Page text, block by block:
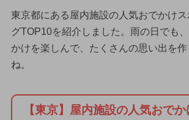
東京都にある屋内施設の人気おでかけ
グTOP10を紹介しました。雨の日でも
かけを楽しんで、たくさんの思い出を
ね。
【東京】屋内施設の人気おで